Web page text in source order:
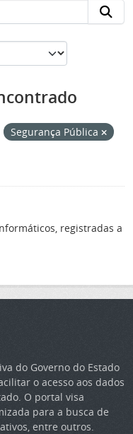
Segurança Pública
registradas a
do Governo do Estado
o acesso aos dados
O portal visa
para a busca de
entre outros.